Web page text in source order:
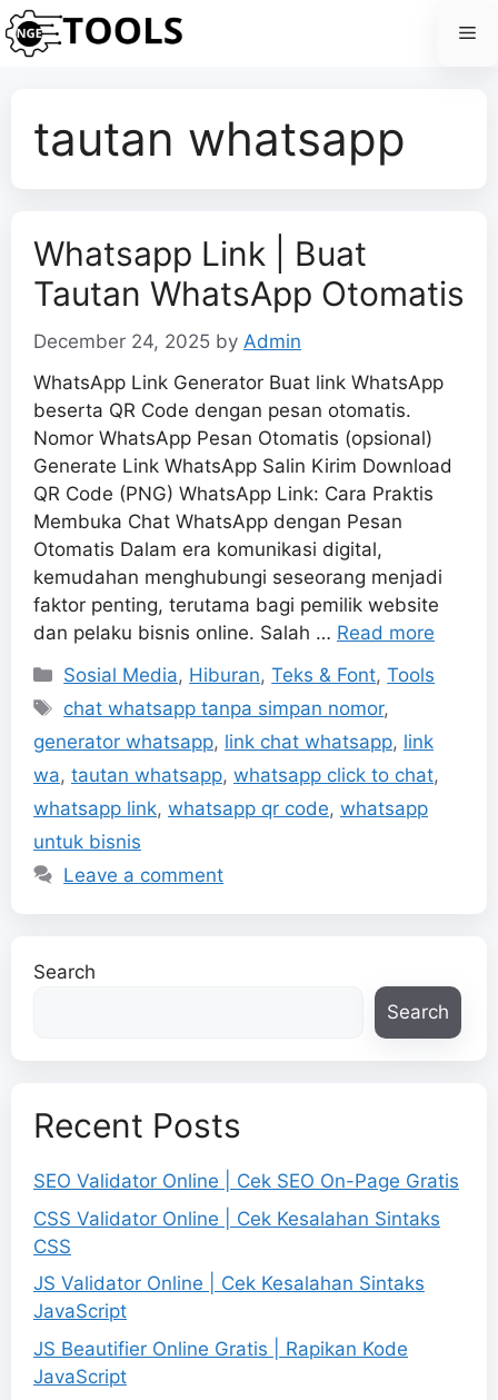
Skip
to
tautan whatsapp
Whatsapp Link | Buat
Tautan WhatsApp Otomatis
December 24, 2025 by Admin
WhatsApp Link Generator Buat link WhatsApp
beserta QR Code dengan pesan otomatis.
Nomor WhatsApp Pesan Otomatis (opsional)
Generate Link WhatsApp Salin Kirim Download
QR Code (PNG) WhatsApp Link: Cara Praktis
Membuka Chat WhatsApp dengan Pesan
Otomatis Dalam era komunikasi digital,
kemudahan menghubungi seseorang menjadi
faktor penting, terutama bagi pemilik website
dan pelaku bisnis online. Salah … Read more
Categories
Sosial Media, Hiburan,Teks & Font,Tools
Tags
chat whatsapp tanpa simpan nomor,
generator whatsapp, link chat whatsapp, link
wa, tautan whatsapp, whatsapp click to chat,
whatsapp link, whatsapp qr code, whatsapp
untuk bisnis
Leave a comment
Search
Search
Recent Posts
SEO Validator Online | Cek SEO On-Page Gratis
CSS Validator Online | Cek Kesalahan Sintaks
CSS
JS Validator Online | Cek Kesalahan Sintaks
JavaScript
JS Beautifier Online Gratis | Rapikan Kode
JavaScript